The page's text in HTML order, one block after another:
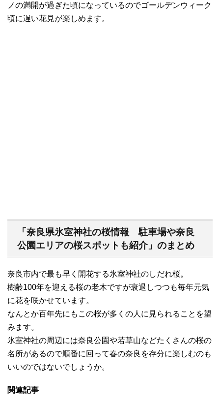
ノの満開が過ぎた頃になっているのでゴールデンウィーク
頃に遅い花見が楽しめます。
「奈良県氷室神社の桜情報 駐車場や奈良
公園エリアの桜スポットも紹介」のまとめ
奈良市内で最も早く開花する氷室神社のしだれ桜。
樹齢100年を迎える桜の老木ですが衰退しつつも毎年元気
に花を咲かせています。
なんとか百年先にもこの桜が多くの人に見られることを望
みます。
氷室神社の周辺には奈良公園や若草山などたくさんの桜の
名所があるので順番に回って春の奈良を存分に楽しむのも
いいのではないでしょうか。
関連記事